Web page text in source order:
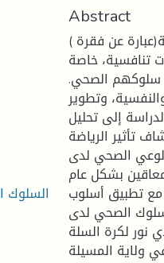
السلوك
Abstract
عن فقرة ):
تنافسية، خاصة
سلوكهم الصحي.
وتطوير
إلى تحليل
تأثير الرياضة
الصحي لدى
بشكل عام.
تطبيق أسلوب
الصحي لدى
نور لكرة السلة
ولاية المسيلة.